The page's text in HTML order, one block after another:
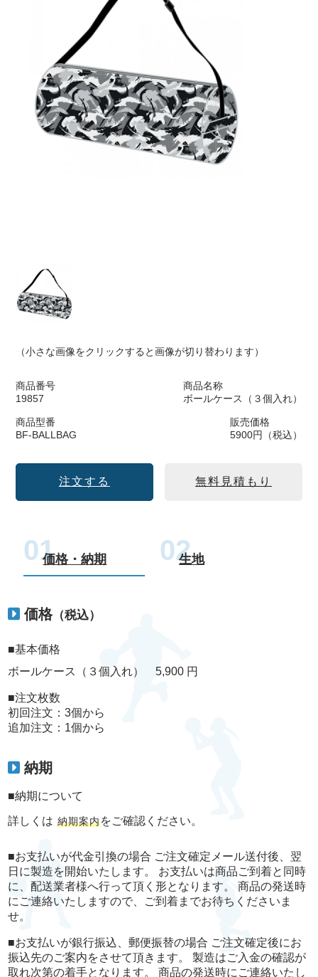
（小さな画像をクリックすると画像が切り替わります）
商品番号
19857
商品名称
ボールケース（３個入れ）
商品型番
BF-BALLBAG
販売価格
5900円（税込）
注文する 無料見積もり
価格・納期 生地
価格 （税込）
■基本価格
ボールケース（３個入れ） 5,900 円
■注文枚数
初回注文：3個から
追加注文：1個から
納期
■納期について
詳しくは 納期案内をご確認ください。
■お支払いが代金引換の場合 ご注文確定メール送付後、翌
日に製造を開始いたします。 お支払いは商品ご到着と同時
に、配送業者様へ行って頂く形となります。 商品の発送時
にご連絡いたしますので、ご到着までお待ちくださいま
せ。
■お支払いが銀行振込、郵便振替の場合 ご注文確定後にお
振込先のご案内をさせて頂きます。 製造はご入金の確認が
取れ次第の着手となります。 商品の発送時にご連絡いたし